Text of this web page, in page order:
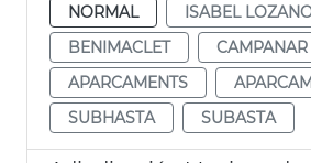
NORMAL
ISABEL
BENIMACLET
CAMPANAR
APARCAMENTS
SUBHASTA
SUBASTA